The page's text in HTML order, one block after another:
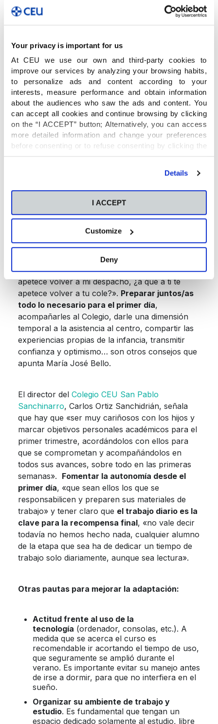
Your privacy is important for us
At CEU we use our own and third-party cookies to
improve our services by analyzing your browsing habits,
to personalize ads and content according to your
interests, measure performance and obtain information
about the audiences who saw the ads and content. You
can accept all cookies and continue browsing by clicking
on the “I ACCEPT” button; Alternatively, you can access
more detailed information and change your preferences
before consenting or to refuse consenting by clicking the
"Personalize" button. For more information you can visit
Details
I ACCEPT
Customize
Deny
María José Bello, directora delColegio CEU San
«analizar fundamentalmente las cosas positivas
que implica el nuevo curso escolar:
reencontrarte con tus amigos, conocer niños
nuevos, aprender cosas nuevas, excursiones,
teatros, actividades…». Elegir
un punto de vista
divertidotambién puede ser de ayuda «si los
padres le hablan de tú a tú a sus hijos y le
preguntan, por ejemplo, quién es el compañero
con el que mejor se llevan, y cómo son sus
compañeros de trabajo, como les recibió su
jefe… etc. Mientras que los niños les cuentan
profe».
Según María José Bello un aspecto a tener muy
en cuenta es «expresar explícitamente las ganas
que tenemos de volver al trabajo con frases
como qué ganas tengo de volver a ver a mis
compañeros, ¿a que tú también? Cómo me
apetece volver a mi despacho, ¿a que a ti te
apetece volver a tu cole?». Preparar juntos/as
todo lo necesario para el primer día,
acompañarles al Colegio, darle una dimensión
temporal a la asistencia al centro, compartir las
experiencias propias de la infancia, transmitir
confianza y optimismo… son otros consejos que
apunta María José Bello.
El director del Colegio CEU San Pablo
Sanchinarro, Carlos Ortiz Sanchidrián, señala
que hay que «ser muy cariñosos con los hijos y
marcar objetivos personales académicos para el
primer trimestre, acordándolos con ellos para
que se comprometan y acompañándolos en
todos sus avances, sobre todo en las primeras
semanas». Fomentar la autonomía desde el
primer día, «que sean ellos los que se
responsabilicen y preparen sus materiales de
trabajo» y tener claro que el trabajo diario es la
clave para la recompensa final, «no vale decir
todavía no hemos hecho nada, cualquier alumno
de la etapa que sea ha de dedicar un tiempo de
trabajo solo diariamente, aunque sea lectura».
Otras pautas para mejorar la adaptación:
Actitud frente al uso de la
tecnología (ordenador, consolas, etc.). A
medida que se acerca el curso es
recomendable ir acortando el tiempo de uso,
que seguramente se amplió durante el
verano. Es importante evitar su manejo antes
de irse a dormir, para que no interfiera en el
sueño.
Organizar su ambiente de trabajo y
estudio. Es fundamental que tengan un
espacio dedicado solamente al estudio, libre